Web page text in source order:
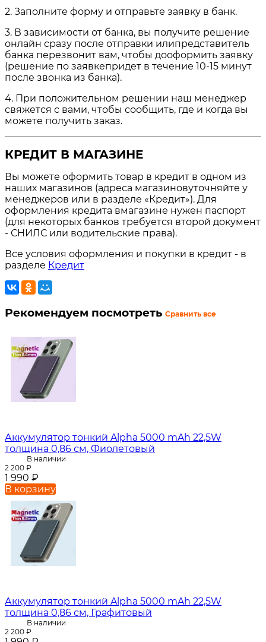
2. Заполните форму и отправьте заявку в банк.
3. В зависимости от банка, вы получите решение
онлайн сразу после отправки илипредставитель
банка перезвонит вам, чтобы дооформить заявку
(решение по заявкепридет в течение 10-15 минут
после звонка из банка).
4. При положительном решении наш менеджер
свяжется с вами, чтобы сообщить, где и когда вы
можете получить заказ.
КРЕДИТ В МАГАЗИНЕ
Вы можете оформить товар в кредит в одном из
наших магазинов (адреса магазиновуточняйте у
менеджеров или в разделе «Кредит»). Для
оформления кредита вмагазине нужен паспорт
(для некоторых банков требуется второй документ
- СНИЛС или водительские права).
Все условия оформления и покупки в кредит - в
разделе Кредит
Рекомендуем посмотреть Сравнить все
Аккумулятор тонкий Alpha 5000 mAh 22,5W
толщина 0,86 см, Фиолетовый
В наличии
2 200 ₽
1 990 ₽
В корзину
Аккумулятор тонкий Alpha 5000 mAh 22,5W
толщина 0,86 см, Графитовый
В наличии
2 200 ₽